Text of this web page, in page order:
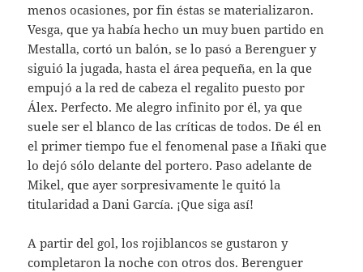
menos ocasiones, por fin éstas se materializaron.
Vesga, que ya había hecho un muy buen partido en
Mestalla, cortó un balón, se lo pasó a Berenguer y
siguió la jugada, hasta el área pequeña, en la que
empujó a la red de cabeza el regalito puesto por
Álex. Perfecto. Me alegro infinito por él, ya que
suele ser el blanco de las críticas de todos. De él en
el primer tiempo fue el fenomenal pase a Iñaki que
lo dejó sólo delante del portero. Paso adelante de
Mikel, que ayer sorpresivamente le quitó la
titularidad a Dani García. ¡Que siga así!
A partir del gol, los rojiblancos se gustaron y
completaron la noche con otros dos. Berenguer